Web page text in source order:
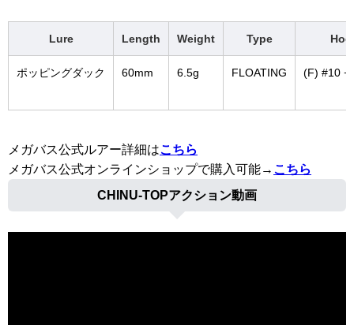
Lure Length Weight Type
ポッピングダック 60mm 6.5g FLOATING (F) #10 +
メガバス公式ルアー詳細はこちら
メガバス公式オンラインショップで購入可能→ こちら
CHINU-TOPアクション動画